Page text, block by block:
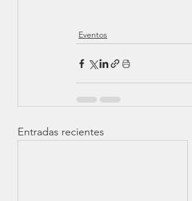
Eventos
Entradas recientes